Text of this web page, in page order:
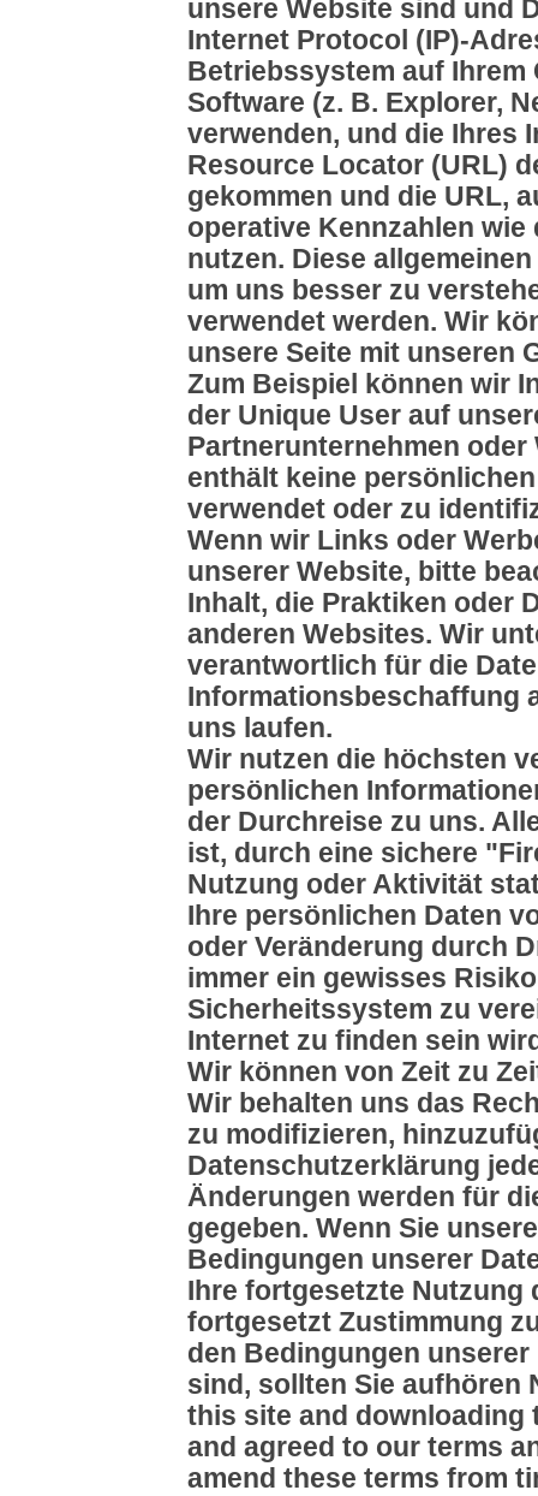
unsere Website sind und
Internet Protocol (IP)-
Betriebssystem auf
Software (z. B. Explorer,
verwenden, und die Ihres
Resource Locator (URL)
gekommen und die URL,
operative Kennzahlen wie
nutzen. Diese
um uns besser zu
verwendet werden. Wir
unsere Seite mit unseren
Zum Beispiel können wir
der Unique User auf
Partnerunternehmen
enthält keine
verwendet oder zu
Wenn wir Links oder
unserer Website, bitte
Inhalt, die Praktiken oder
anderen Websites. Wir
verantwortlich für die
Informationsbeschaffung
uns laufen.
Wir nutzen die höchsten
persönlichen
der Durchreise zu uns.
ist, durch eine sichere
Nutzung oder Aktivität
Ihre persönlichen Daten
oder Veränderung durch
immer ein gewisses
Sicherheitssystem zu
Internet zu finden sein
Wir können von Zeit zu
Wir behalten uns das
zu modifizieren,
Datenschutzerklärung
Änderungen werden für
gegeben. Wenn Sie
Bedingungen unserer
Ihre fortgesetzte
fortgesetzt Zustimmung
den Bedingungen
sind, sollten Sie aufhören
this site and downloading
and agreed to our terms
amend these terms from